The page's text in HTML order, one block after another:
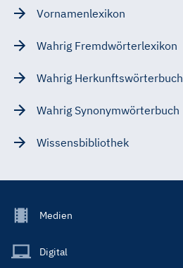
Vornamenlexikon
Wahrig Fremdwörterlexikon
Wahrig Herkunftswörterbuch
Wahrig Synonymwörterbuch
Wissensbibliothek
Footer
Main
Medien
Digital